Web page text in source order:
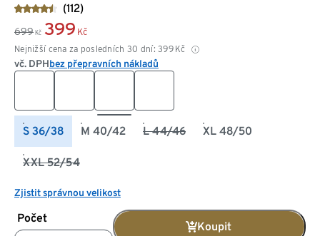
(112)
699 Kč 399 Kč
Nejnižší cena za posledních 30 dní: 399 Kč
vč. DPHbez přepravních nákladů
S 36/38 M 40/42 L 44/46 XL 48/50
XXL 52/54
Zjistit správnou velikost
Počet
Koupit